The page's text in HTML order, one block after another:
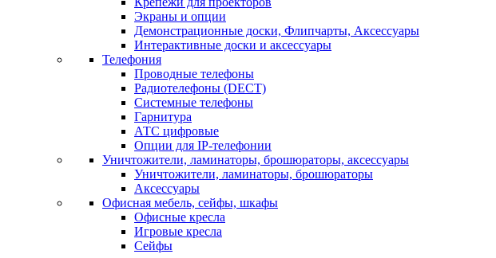
Экраны и опции
Демонстрационные доски, Флипчарты, Аксессуары
Интерактивные доски и аксессуары
Телефония
Проводные телефоны
Радиотелефоны (DECT)
Системные телефоны
Гарнитура
АТС цифровые
Опции для IP-телефонии
Уничтожители, ламинаторы, брошюраторы, аксессуары
Уничтожители, ламинаторы, брошюраторы
Аксессуары
Офисная мебель, сейфы, шкафы
Офисные кресла
Игровые кресла
Сейфы